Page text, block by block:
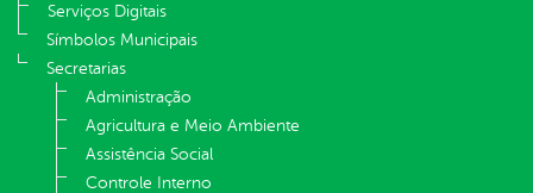
Serviços Digitais
Símbolos Municipais
Secretarias
Administração
Agricultura e Meio Ambiente
Assistência Social
Controle Interno